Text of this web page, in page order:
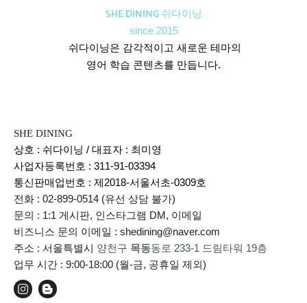
SHE DINING 쉬다이닝
since 2015
쉬다이닝은 감각적이고 새로운 테마의
영어 학습 콘텐츠를 만듭니다.
SHE DINING
상호 : 쉬다이닝 / 대표자 : 최미영
사업자등록번호 : 311-91-03394
통신판매업번호 : 제2018-서울서초-0309호
전화 : 02-899-0514 (유선 상담 불가)
문의 : 1:1 게시판, 인스타그램 DM, 이메일
비즈니스 문의 이메일 : shedining@naver.com
주소 : 서울특별시 양천구 목동동로 233-1 드림타워 19층
업무 시간 : 9:00-18:00 (월-금, 공휴일 제외)